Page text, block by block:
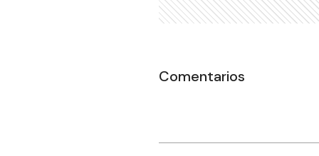
Comentarios